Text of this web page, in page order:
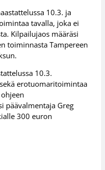
10.3. ja
tavalla, joka ei
Kilpailujaos määräsi
toiminnasta Tampereen
10.3.
erotuomaritoimintaa
päävalmentaja Greg
300 euron